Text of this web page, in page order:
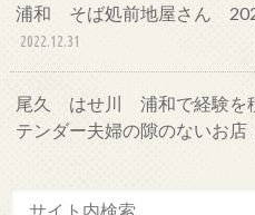
浦和 そば処前地屋さん
2022.12.31
尾久 はせ川 浦和で経験を
テンダー夫婦の隙のないお店